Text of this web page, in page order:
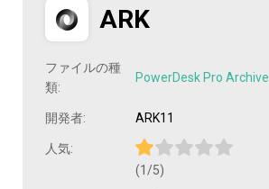
ARK
ファイルの種
類:
PowerDesk Pro Archive
開発者: ARK11
人気:
(1/5)